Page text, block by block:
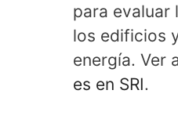
para evaluar
los edificios
energía. Ver
es en SRI.